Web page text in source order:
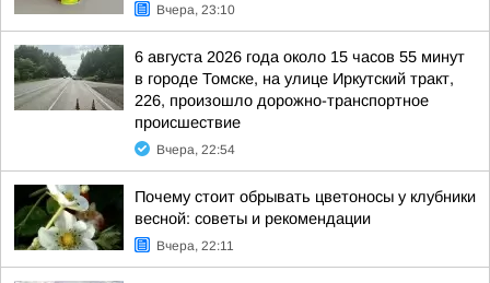
Вчера, 23:10
6 августа 2026 года около 15 часов 55 минут
в городе Томске, на улице Иркутский тракт,
226, произошло дорожно-транспортное
происшествие
Вчера, 22:54
Почему стоит обрывать цветоносы у клубники
весной: советы и рекомендации
Вчера, 22:11